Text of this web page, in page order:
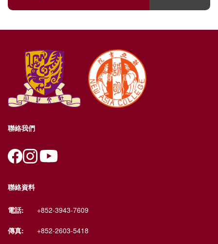
聯絡我們
聯絡資料
電話: +852-3943-7609
傳真: +852-2603-5418